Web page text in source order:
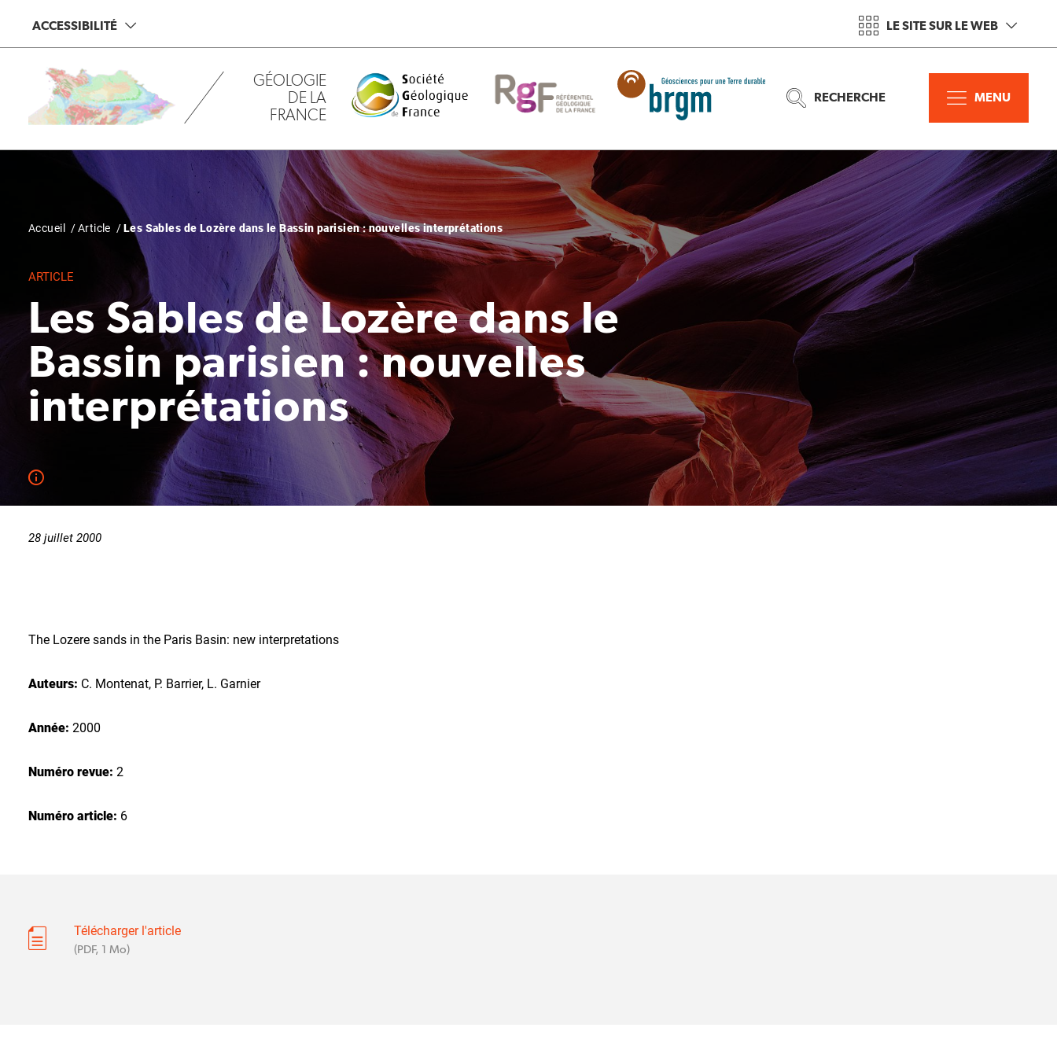
contenu
ACCESSIBILITÉ LE SITE SUR LE WEB
GÉOLOGIE
DE LA
FRANCE
RECHERCHE MENU
Fil
Accueil Article Les Sables de Lozère dans le Bassin parisien : nouvelles interprétations
ARTICLE
Les Sables de Lozère dans le
Bassin parisien : nouvelles
interprétations
28 juillet 2000
The Lozere sands in the Paris Basin: new interpretations
Auteurs: C. Montenat, P. Barrier, L. Garnier
Année: 2000
Numéro revue: 2
Numéro article: 6
Télécharger l'article
(PDF, 1 Mo)